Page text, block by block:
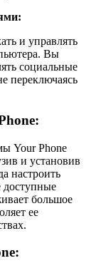
и управлять
Вы
социальные
переключаясь
Your Phone
и установив
настроить
доступные
большое
ее